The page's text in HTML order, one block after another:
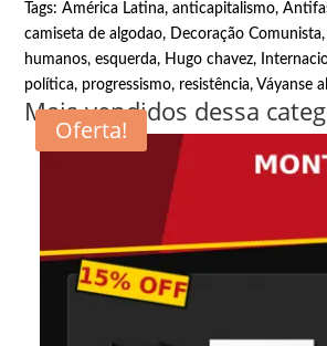
Tags:América Latina,anticapitalismo,
camiseta de algodao, Decoração Comunista
humanos,esquerda, Hugo chavez,
política, progressismo, resistência, Váyanse
Mais vendidos dessa
Oferta!